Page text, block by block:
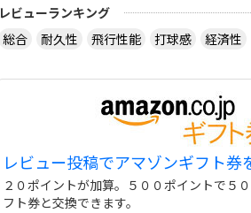
レビューランキング
総合
耐久性 飛行性能 打球感 経済性
レビュー投稿でアマゾンギフト券
２０ポイントが加算。５００ポイントで５
フト券と交換できます。